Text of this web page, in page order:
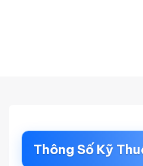
Thông Số Kỹ